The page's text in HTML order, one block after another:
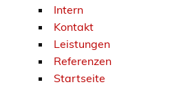
Intern
Kontakt
Leistungen
Referenzen
Startseite